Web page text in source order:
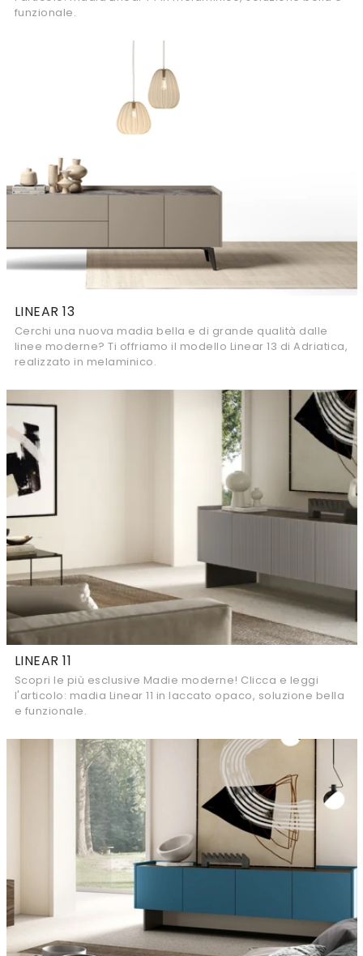
funzionale.
LINEAR 13
Cerchi una nuova madia bella e di grande qualità dalle
linee moderne? Ti offriamo il modello Linear 13 di Adriatica,
realizzato in melaminico.
LINEAR 11
Scopri le più esclusive Madie moderne! Clicca e leggi
l'articolo: madia Linear 11 in laccato opaco, soluzione bella
e funzionale.